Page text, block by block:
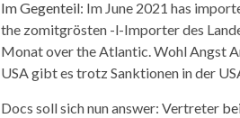
Im Gegenteil: Im June 2021 has
the zomitgrösten -l-Importer des
Monat over the Atlantic. Wohl Angst
USA gibt es trotz Sanktionen in der
Docs soll sich nun answer: Vertreter